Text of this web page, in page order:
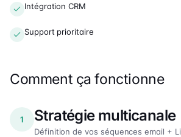
Intégration CRM
Support prioritaire
Comment ça fonctionne
1 Stratégie multicanale
Définition de vos séquences email +